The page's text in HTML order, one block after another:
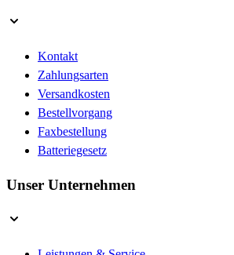
Kontakt
Zahlungsarten
Versandkosten
Bestellvorgang
Faxbestellung
Batteriegesetz
Unser Unternehmen